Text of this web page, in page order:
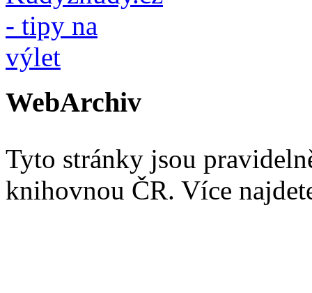
WebArchiv
Tyto stránky jsou
knihovnou ČR. Více